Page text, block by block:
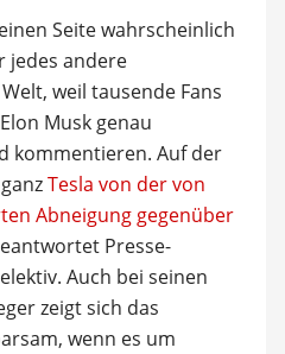
Seite wahrscheinlich
jedes andere
weil tausende Fans
Musk genau
kommentieren. Auf der
Tesla von der von
Abneigung gegenüber
Presse-
Auch bei seinen
zeigt sich das
wenn es um